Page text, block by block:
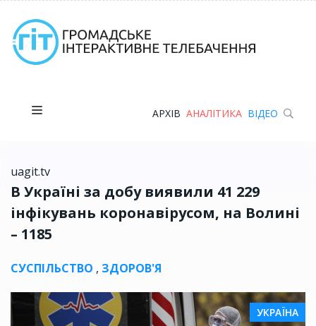
АРХІВ АНАЛІТИКА ВІДЕО
uagit.tv
В Україні за добу виявили 41 229
інфікувань коронавірусом, на Волині
– 1185
СУСПІЛЬСТВО , ЗДОРОВ'Я
УКРАЇНА